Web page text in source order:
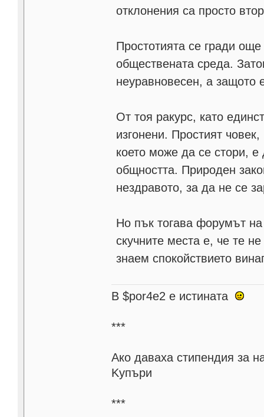
отклонения са просто
Простотията се гради
обществената среда.
неуравновесен, а защото
От тоя ракурс, като
изгонени. Простият
което може да се стори, е
общността. Природен
нездравото, за да не се
Но пък тогава форумът
скучните места е, че те
знаем спокойствието
В $por4e2 e истината
***
Aко даваха стипендия за
Kупъри
***